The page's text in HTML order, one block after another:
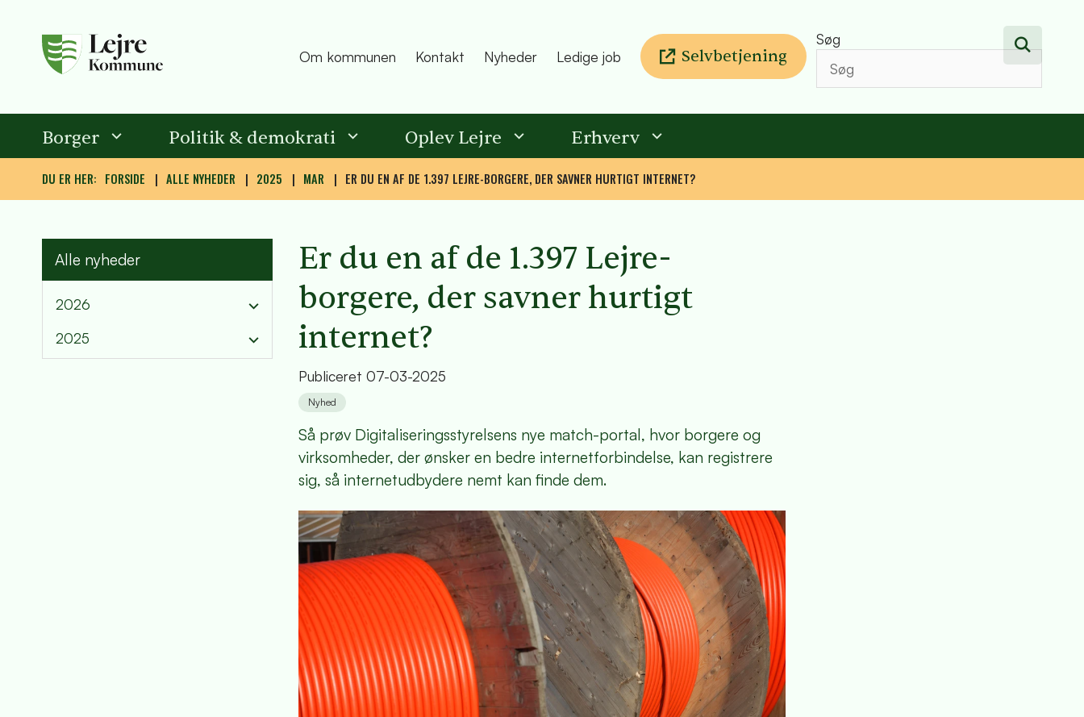
Om kommunen Kontakt Nyheder Ledige job Selvbetjening
Søg
Borger Politik & demokrati Oplev Lejre Erhverv
DU ER HER: FORSIDE ALLE NYHEDER 2025 MAR ER DU EN AF DE 1.397 LEJRE-BORGERE, DER SAVNER HURTIGT INTERNET?
Alle nyheder
2026
2025
Er du en af de 1.397 Lejre-
borgere, der savner hurtigt
internet?
Publiceret 07-03-2025
Nyhed
Så prøv Digitaliseringsstyrelsens nye match-portal, hvor borgere og
virksomheder, der ønsker en bedre internetforbindelse, kan registrere
sig, så internetudbydere nemt kan finde dem.